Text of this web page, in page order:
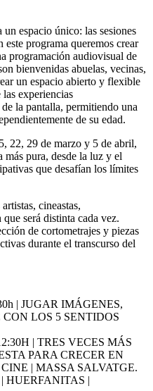
espacio único: las sesiones
programa queremos crear
programación audiovisual de
bienvenidas abuelas, vecinas,
un espacio abierto y flexible
experiencias
la pantalla, permitiendo una
22, 29 de marzo y 5 de abril,
más pura, desde la luz y el
que desafían los límites
cineastas,
será distinta cada vez.
de cortometrajes y piezas
durante el transcurso del
| JUGAR IMÁGENES,
LOS 5 SENTIDOS
| TRES VECES MÁS
PARA CRECER EN
| MASSA SALVATGE.